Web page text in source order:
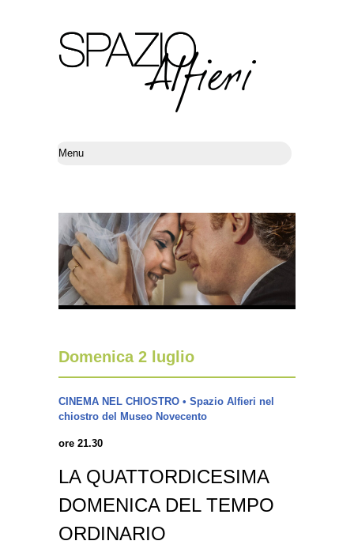
Domenica 2 luglio
CINEMA NEL CHIOSTRO • Spazio Alfieri nel
chiostro del Museo Novecento
ore 21.30
LA QUATTORDICESIMA
DOMENICA DEL TEMPO
ORDINARIO